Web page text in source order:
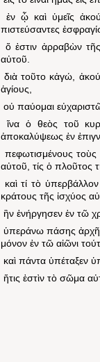
ἐν ᾧ καὶ ὑμεῖς
πιστεύσαντες
ὅ ἐστιν ἀρραβὼν
αὐτοῦ.
διὰ τοῦτο κἀγώ,
ἁγίους,
οὐ παύομαι
ἵνα ὁ θεὸς τοῦ
ἀποκαλύψεως ἐν
πεφωτισμένους τοὺς
αὐτοῦ, τίς ὁ πλοῦτος
καὶ τί τὸ
κράτους τῆς ἰσχύος
ἣν ἐνήργησεν ἐν τῶ
ὑπεράνω πάσης ἀρχῆς
μόνον ἐν τῶ αἰῶνι
καὶ πάντα ὑπέταξεν
ἥτις ἐστὶν τὸ σῶμα